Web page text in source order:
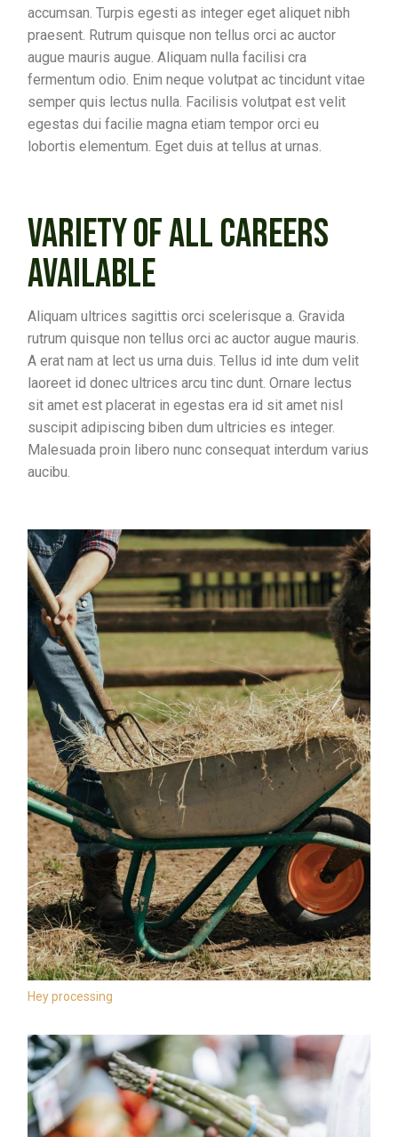
accumsan. Turpis egesti as integer eget aliquet nibh
praesent. Rutrum quisque non tellus orci ac auctor
augue mauris augue. Aliquam nulla facilisi cra
fermentum odio. Enim neque volutpat ac tincidunt vitae
semper quis lectus nulla. Facilisis volutpat est velit
egestas dui facilie magna etiam tempor orci eu
lobortis elementum. Eget duis at tellus at urnas.
VARIETY OF ALL CAREERS
AVAILABLE
Aliquam ultrices sagittis orci scelerisque a. Gravida
rutrum quisque non tellus orci ac auctor augue mauris.
A erat nam at lect us urna duis. Tellus id inte dum velit
laoreet id donec ultrices arcu tinc dunt. Ornare lectus
sit amet est placerat in egestas era id sit amet nisl
suscipit adipiscing biben dum ultricies es integer.
Malesuada proin libero nunc consequat interdum varius
aucibu.
Hey processing